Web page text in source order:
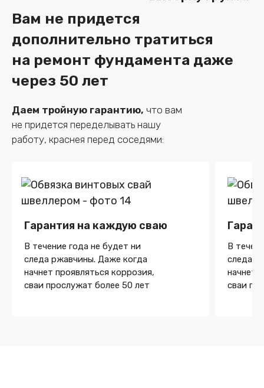
Вам не придется
дополнительно тратиться
на ремонт фундамента даже
через 50 лет
Даем тройную гарантию, что вам
не придется переделывать нашу
работу, краснея перед соседями:
Гарантия на каждую сваю
В течение года не будет ни
следа ржавчины. Даже когда
начнет проявляться коррозия,
сваи прослужат более 50 лет
В
следа
начнет
сваи